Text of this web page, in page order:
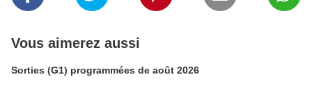
Vous aimerez aussi
Sorties (G1) programmées de août 2026